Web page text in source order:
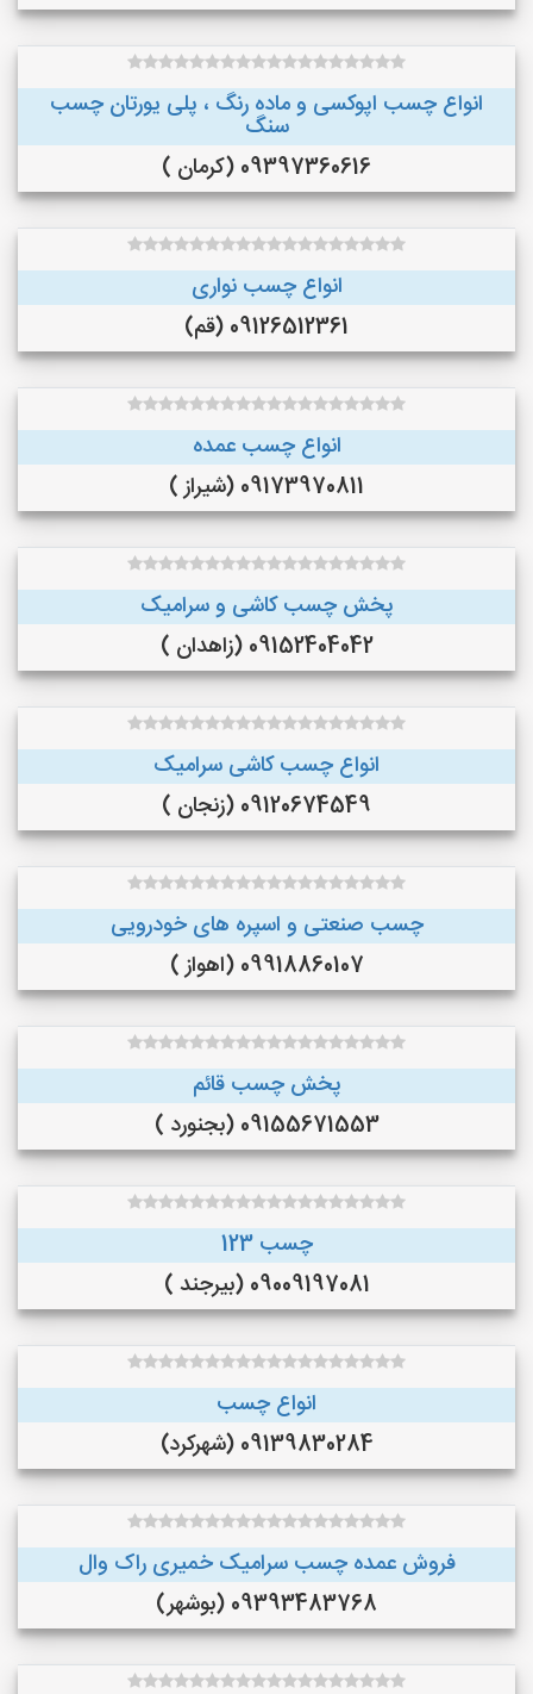
انواع چسب اپوکسی و ماده رنگ ، پلی یورتان چسب
سنگ
09397360616 (کرمان )
انواع چسب نواری
09126512361 (قم)
انواع چسب عمده
09173970811 (شیراز )
پخش چسب کاشی و سرامیک
09152404042 (زاهدان )
انواع چسب کاشی سرامیک
09120674549 (زنجان )
چسب صنعتی و اسپره های خودرویی
09918860107 (اهواز )
پخش چسب قائم
09155671553 (بجنورد )
چسب 123
09009197081 (بیرجند )
انواع چسب
09139830284 (شهرکرد)
فروش عمده چسب سرامیک خمیری راک وال
09393483768 (بوشهر)